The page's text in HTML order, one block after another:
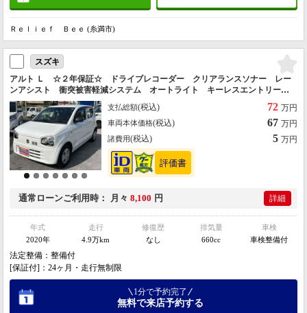
Ｒｅｌｉｅｆ Ｂｅｅ (糸満市)
スズキ
アルト Ｌ ☆２年保証☆ ドライブレコーダー クリアランスソナー レー
ンアシスト 衝突被害軽減システム オートライト キーレスエントリー
アイドリングストップ シートヒーター ＣＶＴ 盗難防止システム ＣＤ
支払総額(税込) 72 万円
車両本体価格(税込) 67 万円
諸費用(税込) 5 万円
通常ローンご利用時 月々 8,100 円 詳細
年式
2020年
走行
4.9万km
修復歴
なし
排気量
660cc
車検
車検整備付
法定整備：整備付
[保証付]：24ヶ月・走行無制限
1分で予約完了
無料で来店予約する